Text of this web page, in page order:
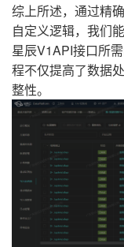
综上所述，通过精
自定义逻辑，我们
星辰V1API接口所
程不仅提高了数据
整性。